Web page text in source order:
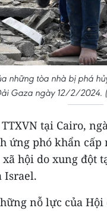
những tòa nhà bị phá
Gaza ngày 12/2/2024.
tại Cairo,
ứng phó khẩn
hội do xung đột
Israel.
nỗ lực của Hội